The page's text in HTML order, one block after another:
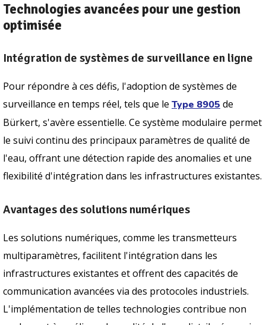
Technologies avancées pour une gestion
optimisée
Intégration de systèmes de surveillance en ligne
Pour répondre à ces défis, l'adoption de systèmes de
surveillance en temps réel, tels que le Type 8905 de
Bürkert, s'avère essentielle. Ce système modulaire permet
le suivi continu des principaux paramètres de qualité de
l'eau, offrant une détection rapide des anomalies et une
flexibilité d'intégration dans les infrastructures existantes.
Avantages des solutions numériques
Les solutions numériques, comme les transmetteurs
multiparamètres, facilitent l'intégration dans les
infrastructures existantes et offrent des capacités de
communication avancées via des protocoles industriels.
L'implémentation de telles technologies contribue non